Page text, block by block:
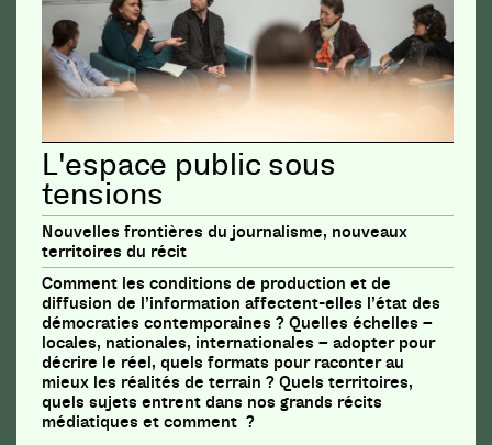
L'espace public sous
tensions
Nouvelles frontières du journalisme, nouveaux
territoires du récit
Comment les conditions de production et de
diffusion de l’information affectent-elles l’état des
démocraties contemporaines ? Quelles échelles –
locales, nationales, internationales – adopter pour
décrire le réel, quels formats pour raconter au
mieux les réalités de terrain ? Quels territoires,
quels sujets entrent dans nos grands récits
médiatiques et comment ?